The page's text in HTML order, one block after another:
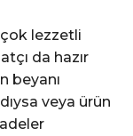
lezzetli
da hazır
beyanı
veya ürün